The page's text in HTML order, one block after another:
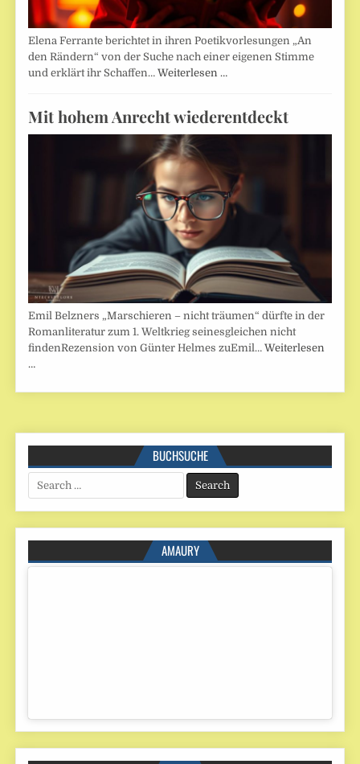
Elena Ferrante berichtet in ihren Poetikvorlesungen „An
den Rändern“ von der Suche nach einer eigenen Stimme
und erklärt ihr Schaffen…Weiterlesen …
Mit hohem Anrecht wiederentdeckt
Emil Belzners „Marschieren – nicht träumen“ dürfte in der
Romanliteratur zum 1. Weltkrieg seinesgleichen nicht
findenRezension von Günter Helmes zuEmil…Weiterlesen
…
BUCHSUCHE
Search
for:
AMAURY